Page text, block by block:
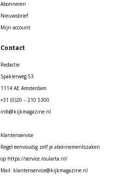
Abonneren
Nieuwsbrief
Mijn account
Contact
Redactie
Spaklerweg 53
1114 AE Amsterdam
+31 (0)20 – 210 5300
info@kijkmagazine.nl
Klantenservice
Regel eenvoudig zelf je abonnementszaken
op https://service.roularta.nl/
Mail: klantenservice@kijkmagazine.nl